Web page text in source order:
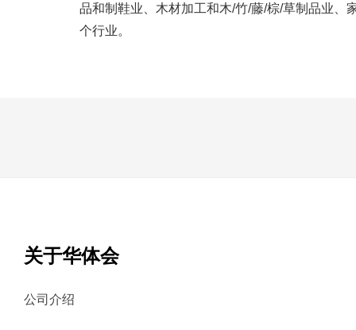
品和制鞋业、木材加工和木/竹/藤/棕/草制品业、
个行业。
关于华体会
公司介绍